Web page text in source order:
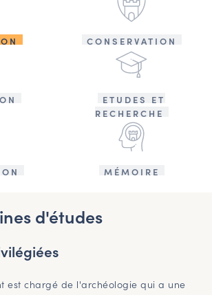
CONSERVATION
ETUDES ET
RECHERCHE
MÉMOIRE
d'études
est chargé de l'archéologie qui a une